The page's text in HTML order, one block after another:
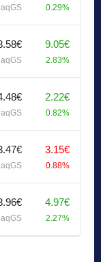
0.29%
9.05€
2.83%
2.22€
0.82%
3.15€
0.88%
4.97€
2.27%